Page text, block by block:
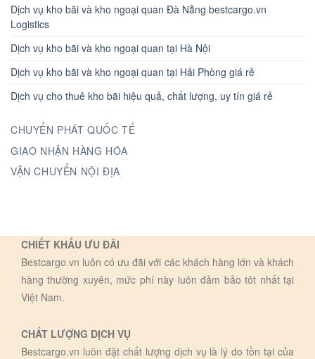
Dịch vụ kho bãi và kho ngoại quan Đà Nẵng bestcargo.vn
Logistics
Dịch vụ kho bãi và kho ngoại quan tại Hà Nội
Dịch vụ kho bãi và kho ngoại quan tại Hải Phòng giá rẻ
Dịch vụ cho thuê kho bãi hiệu quả, chất lượng, uy tín giá rẻ
CHUYỂN PHÁT QUỐC TẾ
GIAO NHẬN HÀNG HÓA
VẬN CHUYỂN NỘI ĐỊA
CHIẾT KHẤU ƯU ĐÃI
Bestcargo.vn luôn có ưu đãi với các khách hàng lớn và khách
hàng thường xuyên, mức phí này luôn đảm bảo tôt nhất tại
Việt Nam.
CHẤT LƯỢNG DỊCH VỤ
Bestcargo.vn luôn đặt chất lượng dịch vụ là lý do tồn tại của